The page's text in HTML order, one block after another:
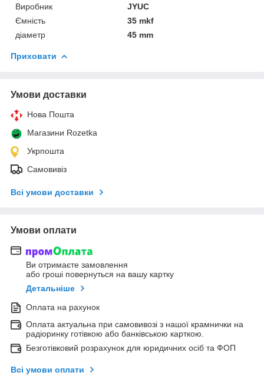
Виробник
JYUC
Ємність
35 mkf
діаметр
45 mm
Приховати
Умови доставки
Нова Пошта
Магазини Rozetka
Укрпошта
Самовивіз
Всі умови доставки
Умови оплати
Ви отримаєте замовлення
або гроші повернуться на вашу картку
Детальніше
Оплата на рахунок
Оплата актуальна при самовивозі з нашої крамнички на
радіоринку готівкою або банківською карткою.
Безготівковий розрахунок для юридичних осіб та ФОП
Всі умови оплати